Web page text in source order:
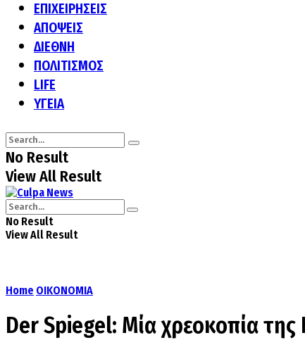
ΕΠΙΧΕΙΡΗΣΕΙΣ
ΑΠΟΨΕΙΣ
ΔΙΕΘΝΗ
ΠΟΛΙΤΙΣΜΟΣ
LIFE
ΥΓΕΙΑ
No Result
View All Result
No Result
View All Result
Home ΟΙΚΟΝΟΜΙΑ
Der Spiegel: Μία χρεοκοπία